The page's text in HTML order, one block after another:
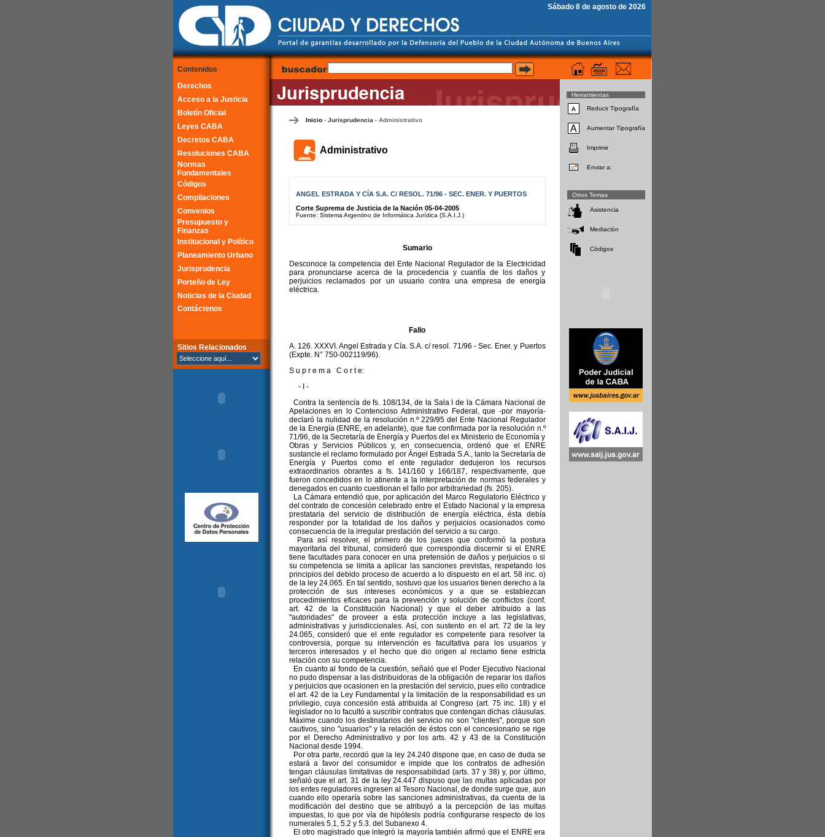
Sábado 8 de agosto de 2026
Contenidos
Derechos
Acceso a la Justicia
Boletín Oficial
Leyes CABA
Decretos CABA
Resoluciones CABA
Normas
Fundamentales
Códigos
Compilaciones
Convenios
Presupuesto y
Finanzas
Institucional y Político
Planeamiento Urbano
Jurisprudencia
Porteño de Ley
Noticias de la Ciudad
Contáctenos
Sitios Relacionados
Herramientas
Reducir Tipografía
Aumentar Tipografía
Imprimir
Enviar a:
Otros Temas
Asistencia
Mediación
Códigos
Inicio- Jurisprudencia- Administrativo
Administrativo
ANGEL ESTRADA Y CÍA S.A. C/ RESOL. 71/96 - SEC. ENER. Y PUERTOS
Corte Suprema de Justicia de la Nación 05-04-2005
Fuente: Sistema Argentino de Informática Jurídica (S.A.I.J.)
Sumario
Desconoce la competencia del Ente Nacional Regulador de la Electricidad
para pronunciarse acerca de la procedencia y cuantía de los daños y
perjuicios reclamados por un usuario contra una empresa de energía
eléctrica.
Fallo
A. 126. XXXVI. Angel Estrada y Cía. S.A. c/ resol. 71/96 - Sec. Ener. y Puertos
(Expte. N° 750-002119/96).
S u p r e m a C o r t e:
- I -
Contra la sentencia de fs. 108/134, de la Sala I de la Cámara Nacional de
Apelaciones en lo Contencioso Administrativo Federal, que -por mayoría-
declaró la nulidad de la resolución n.º 229/95 del Ente Nacional Regulador
de la Energía (ENRE, en adelante), que fue confirmada por la resolución n.º
71/96, de la Secretaría de Energía y Puertos del ex Ministerio de Economía y
Obras y Servicios Públicos y, en consecuencia, ordenó que el ENRE
sustancie el reclamo formulado por Ángel Estrada S.A., tanto la Secretaría de
Energía y Puertos como el ente regulador dedujeron los recursos
extraordinarios obrantes a fs. 141/160 y 166/187, respectivamente, que
fueron concedidos en lo atinente a la interpretación de normas federales y
denegados en cuanto cuestionan el fallo por arbitrariedad (fs. 205).
La Cámara entendió que, por aplicación del Marco Regulatorio Eléctrico y
del contrato de concesión celebrado entre el Estado Nacional y la empresa
prestataria del servicio de distribución de energía eléctrica, ésta debía
responder por la totalidad de los daños y perjuicios ocasionados como
consecuencia de la irregular prestación del servicio a su cargo.
Para así resolver, el primero de los jueces que conformó la postura
mayoritaria del tribunal, consideró que correspondía discernir si el ENRE
tiene facultades para conocer en una pretensión de daños y perjuicios o si
su competencia se limita a aplicar las sanciones previstas, respetando los
principios del debido proceso de acuerdo a lo dispuesto en el art. 58 inc. o)
de la ley 24.065. En tal sentido, sostuvo que los usuarios tienen derecho a la
protección de sus intereses económicos y a que se establezcan
procedimientos eficaces para la prevención y solución de conflictos (conf.
art. 42 de la Constitución Nacional) y que el deber atribuido a las
"autoridades" de proveer a esta protección incluye a las legislativas,
administrativas y jurisdiccionales. Así, con sustento en el art. 72 de la ley
24.065, consideró que el ente regulador es competente para resolver la
controversia, porque su intervención es facultativa para los usuarios y
terceros interesados y el hecho que dio origen al reclamo tiene estricta
relación con su competencia.
En cuanto al fondo de la cuestión, señaló que el Poder Ejecutivo Nacional
no pudo dispensar a las distribuidoras de la obligación de reparar los daños
y perjuicios que ocasionen en la prestación del servicio, pues ello contradice
el art. 42 de la Ley Fundamental y la limitación de la responsabilidad es un
privilegio, cuya concesión está atribuida al Congreso (art. 75 inc. 18) y el
legislador no lo facultó a suscribir contratos que contengan dichas cláusulas.
Máxime cuando los destinatarios del servicio no son "clientes", porque son
cautivos, sino "usuarios" y la relación de éstos con el concesionario se rige
por el Derecho Administrativo y por los arts. 42 y 43 de la Constitución
Nacional desde 1994.
Por otra parte, recordó que la ley 24.240 dispone que, en caso de duda se
estará a favor del consumidor e impide que los contratos de adhesión
tengan cláusulas limitativas de responsabilidad (arts. 37 y 38) y, por último,
señaló que el art. 31 de la ley 24.447 dispuso que las multas aplicadas por
los entes reguladores ingresen al Tesoro Nacional, de donde surge que, aun
cuando ello operaría sobre las sanciones administrativas, da cuenta de la
modificación del destino que se atribuyó a la percepción de las multas
impuestas, lo que por vía de hipótesis podría configurarse respecto de los
numerales 5.1, 5.2 y 5.3. del Subanexo 4.
El otro magistrado que integró la mayoría también afirmó que el ENRE era